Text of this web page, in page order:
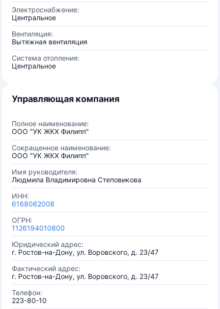
Электроснабжение:
Центральное
Вентиляция:
Вытяжная вентиляция
Система отопления:
Центральное
Управляющая компания
Полное наименование:
ООО "УК ЖКХ Филипп"
Сокращенное наименование:
ООО "УК ЖКХ Филипп"
Имя руководителя:
Людмила Владимировна Степовикова
ИНН:
6168062008
ОГРН:
1126194010800
Юридический адрес:
г. Ростов-на-Дону, ул. Воровского, д. 23/47
Фактический адрес:
г. Ростов-на-Дону, ул. Воровского, д. 23/47
Телефон:
223-80-10